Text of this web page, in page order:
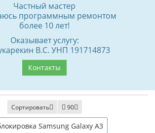
Частный мастер
программным ремонтом
более 10 лет!
Оказывает услугу:
B.C. УНП 191714873
Контакты
Сортировать 90
Samsung Galaxy A3